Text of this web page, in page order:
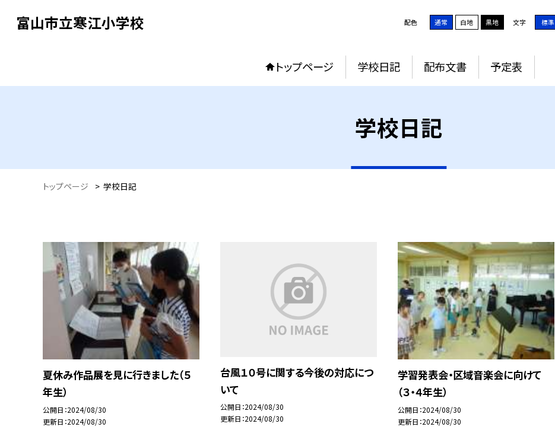
富山市立寒江小学校 配色 通常 白地 黒地 文字 標準
トップページ 学校日記 配布文書 予定表
学校日記
トップページ > 学校日記
夏休み作品展を見に行きました（５
年生）
公開日 2024/08/30
更新日 2024/08/30
台風１０号に関する今後の対応につ
いて
公開日 2024/08/30
更新日 2024/08/30
学習発表会・区域音楽会に向けて
（３・４年生）
公開日 2024/08/30
更新日 2024/08/30